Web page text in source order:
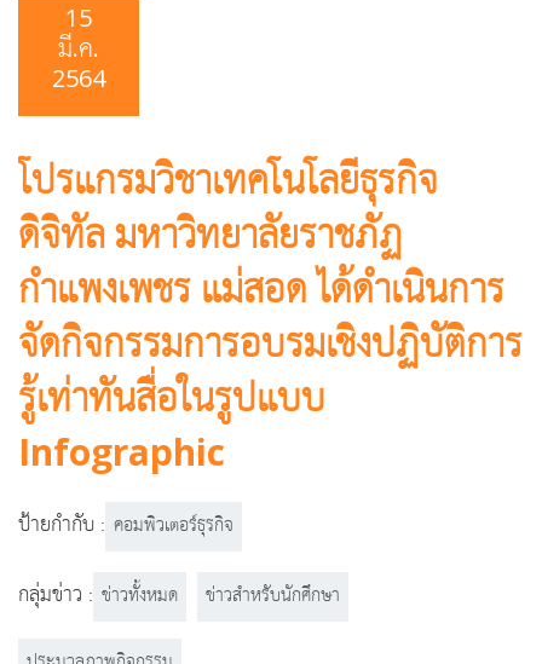
15
มี.ค.
2564
โปรแกรมวิชาเทคโนโลยีธุรกิจ
ดิจิทัล มหาวิทยาลัยราชภัฏ
กำแพงเพชร แม่สอด ได้ดำเนินการ
จัดกิจกรรมการอบรมเชิงปฏิบัติการ
รู้เท่าทันสื่อในรูปแบบ
Infographic
ป้ายกำกับ : คอมพิวเตอร์ธุรกิจ
กลุ่มข่าว : ข่าวทั้งหมด
ข่าวสำหรับนักศึกษา